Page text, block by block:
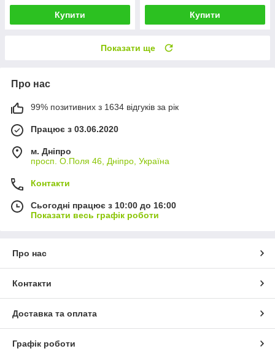
Купити Купити
Показати ще
Про нас
99% позитивних з 1634 відгуків за рік
Працює з 03.06.2020
м. Дніпро
просп. О.Поля 46, Дніпро, Україна
Контакти
Сьогодні працює з 10:00 до 16:00
Показати весь графік роботи
Про нас
Контакти
Доставка та оплата
Графік роботи